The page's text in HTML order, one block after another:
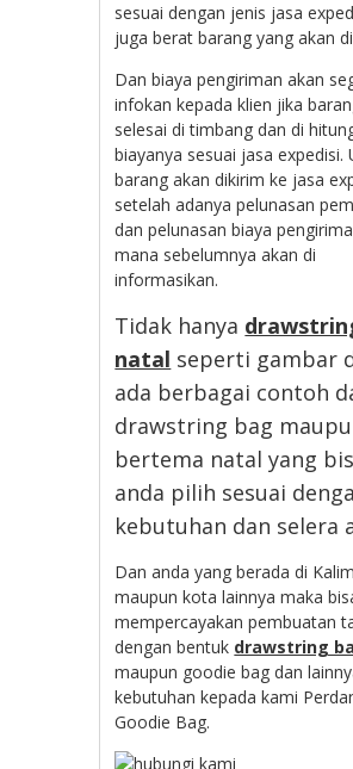
sesuai dengan jenis jasa
juga berat barang yang akan
Dan biaya pengiriman akan
infokan kepada klien jika
selesai di timbang dan di
biayanya sesuai jasa expedisi.
barang akan dikirim ke jasa
setelah adanya pelunasan
dan pelunasan biaya
mana sebelumnya akan di
informasikan.
Tidak hanya
natal seperti gambar
ada berbagai contoh
drawstring bag
bertema natal yang
anda pilih sesuai
kebutuhan dan selera
Dan anda yang berada di
maupun kota lainnya maka
mempercayakan pembuatan
dengan bentuk drawstring
maupun goodie bag dan
kebutuhan kepada kami
Goodie Bag.